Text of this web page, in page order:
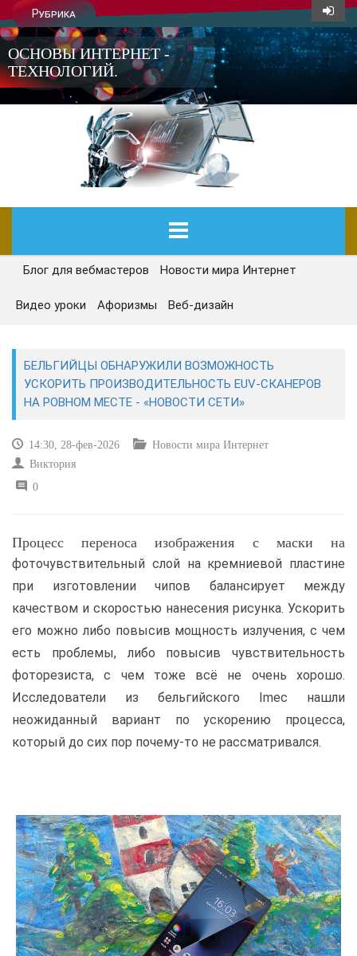
Рубрика
ОСНОВЫ ИНТЕРНЕТ -
ТЕХНОЛОГИЙ.
ГЛАВНАЯ
СЕГОДНЯ
ИНТЕРНЕТ И СВЯЗЬ
Блог для вебмастеров Новости мира Интернет
Видео уроки Афоризмы Веб-дизайн
БЕЛЬГИЙЦЫ ОБНАРУЖИЛИ ВОЗМОЖНОСТЬ
УСКОРИТЬ ПРОИЗВОДИТЕЛЬНОСТЬ EUV-СКАНЕРОВ
НА РОВНОМ МЕСТЕ - «НОВОСТИ СЕТИ»
14:30, 28-фев-2026
Новости мира Интернет
Виктория
0
Процесс переноса изображения с маски на
фоточувствительный слой на кремниевой пластине
при изготовлении чипов балансирует между
качеством и скоростью нанесения рисунка. Ускорить
его можно либо повысив мощность излучения, с чем
есть проблемы, либо повысив чувствительность
фоторезиста, с чем тоже всё не очень хорошо.
Исследователи из бельгийского Imec нашли
неожиданный вариант по ускорению процесса,
который до сих пор почему-то не рассматривался.